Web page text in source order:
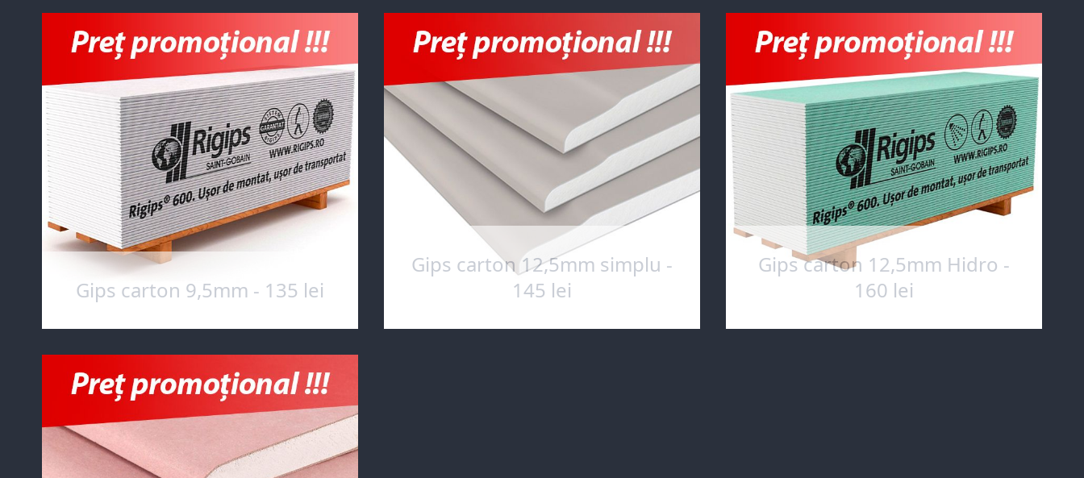
Gips carton 9,5mm - 135 lei
Gips carton 12,5mm simplu -
145 lei
Gips carton 12,5mm Hidro -
160 lei